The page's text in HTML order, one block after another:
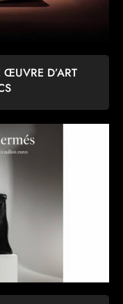
ŒUVRE D’ART